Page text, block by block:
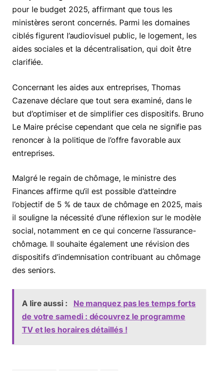
pour le budget 2025, affirmant que tous les
ministères seront concernés. Parmi les domaines
ciblés figurent l’audiovisuel public, le logement, les
aides sociales et la décentralisation, qui doit être
clarifiée.
Concernant les aides aux entreprises, Thomas
Cazenave déclare que tout sera examiné, dans le
but d’optimiser et de simplifier ces dispositifs. Bruno
Le Maire précise cependant que cela ne signifie pas
renoncer à la politique de l’offre favorable aux
entreprises.
Malgré le regain de chômage, le ministre des
Finances affirme qu’il est possible d’atteindre
l’objectif de 5 % de taux de chômage en 2025, mais
il souligne la nécessité d’une réflexion sur le modèle
social, notamment en ce qui concerne l’assurance-
chômage. Il souhaite également une révision des
dispositifs d’indemnisation contribuant au chômage
des seniors.
A lire aussi :
Ne manquez pas les temps forts
de votre samedi : découvrez le programme
TV et les horaires détaillés !